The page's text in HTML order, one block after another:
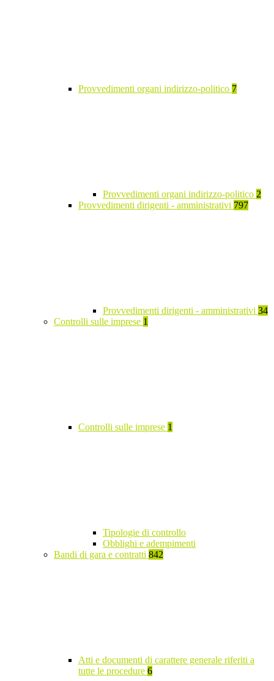
Provvedimenti organi indirizzo-politico 7
Provvedimenti organi indirizzo-politico 2
Provvedimenti dirigenti - amministrativi 797
Provvedimenti dirigenti - amministrativi 34
Controlli sulle imprese 1
Controlli sulle imprese 1
Tipologie di controllo
Obblighi e adempimenti
Bandi di gara e contratti 842
Atti e documenti di carattere generale riferiti a
tutte le procedure 6